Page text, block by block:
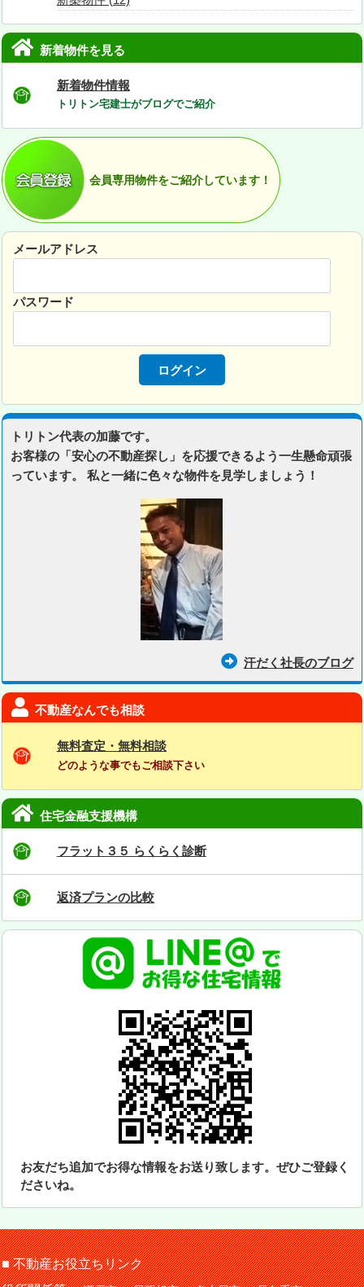
新着物件を見る
新着物件情報
トリトン宅建士がブログでご紹介
会員専用物件をご紹介しています！
メールアドレス
パスワード
トリトン代表の加藤です。
お客様の「安心の不動産探し」を応援できるよう一生懸命頑張
っています。 私と一緒に色々な物件を見学しましょう！
汗だく社長のブログ
不動産なんでも相談
無料査定・無料相談
どのような事でもご相談下さい
住宅金融支援機構
フラット３５ らくらく診断
返済プランの比較
お友だち追加でお得な情報をお送り致します。ぜひご登録く
ださいね。
■ 不動産お役立ちリンク